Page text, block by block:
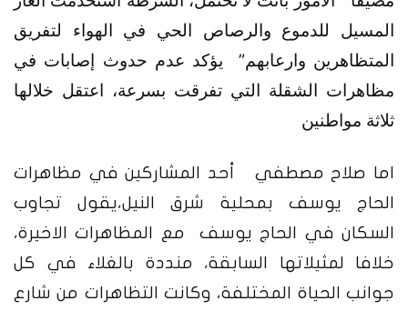
المسيل للدموع والرصاص الحي في الهواء لتفريق
المتظاهرين وارعابهم” يؤكد عدم حدوث إصابات في
مظاهرات الشقلة التي تفرقت بسرعة، اعتقل خلالها
ثلاثة مواطنين
اما صلاح مصطفي أحد المشاركين في مظاهرات
الحاج يوسف بمحلية شرق النيل،يقول تجاوب
السكان في الحاج يوسف مع المظاهرات الاخيرة،
خلافا لمثيلاتها السابقة، منددة بالغلاء في كل
جوانب الحياة المختلفة، وكانت التظاهرات من شارع